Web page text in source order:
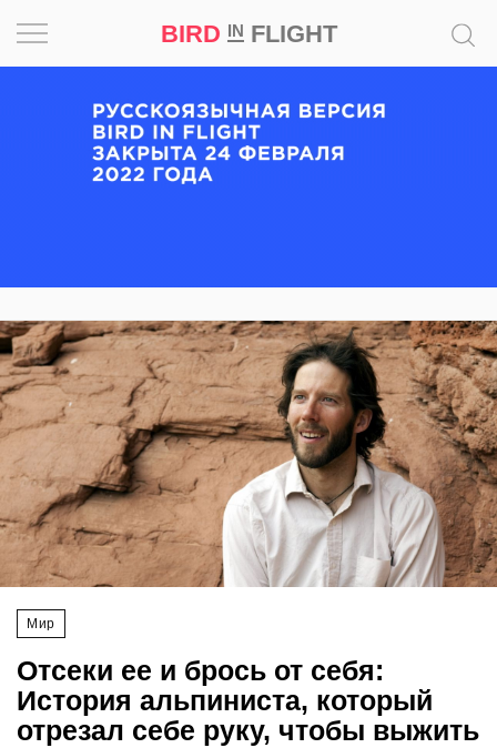
BIRD INFLIGHT
Мир
Отсеки ее и брось от себя:
История альпиниста, который
отрезал себе руку, чтобы выжить